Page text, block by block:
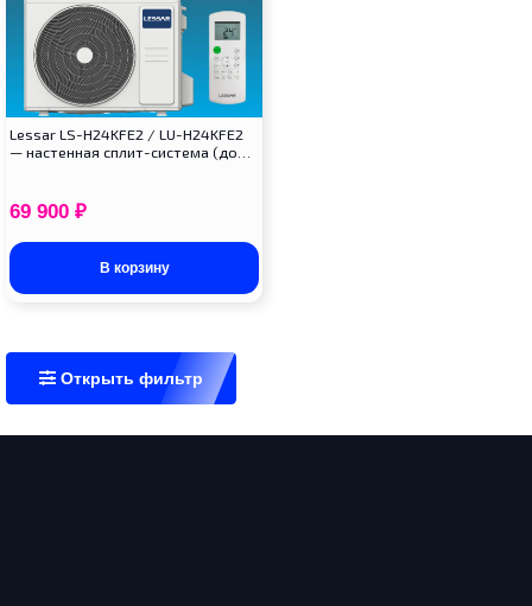
Lessar LS-H24KFE2 / LU-H24KFE2
— настенная сплит-система (до…
69 900 ₽
В корзину
Открыть фильтр